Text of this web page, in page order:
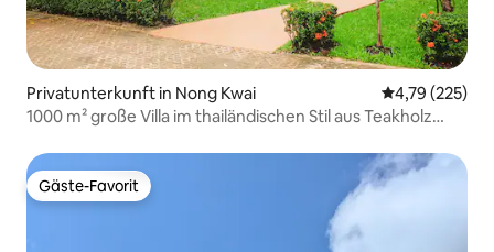
Privatunterkunft in Nong Kwai
4,79 (225)
1000 m² große Villa im thailändischen Stil aus Teakholz
Gäste-Favorit
Gäste-Favorit